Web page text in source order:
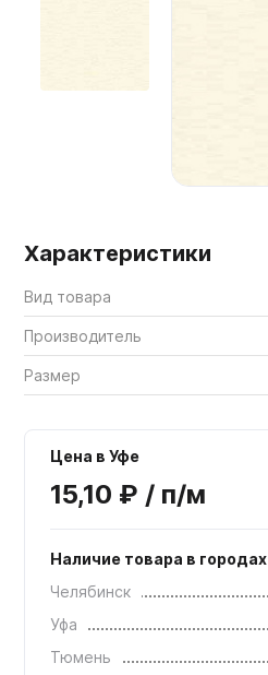
Характеристики
Вид товара
Производитель
Размер
Цена в Уфе
15,10 ₽ / п/м
Наличие товара в городах
Челябинск
Уфа
Тюмень